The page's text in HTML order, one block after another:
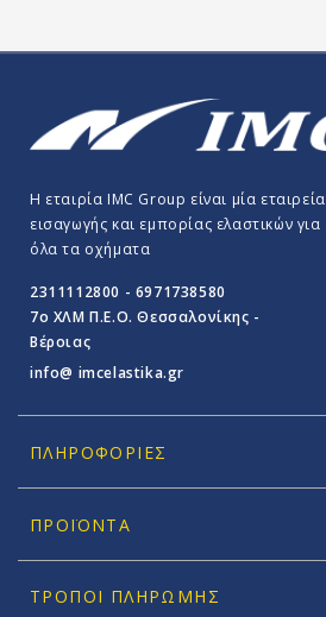
Η εταιρία IMC Group είναι μία εταιρεία
εισαγωγής και εμπορίας ελαστικών για
όλα τα οχήματα
2311112800 - 6971738580
7o ΧΛΜ Π.E.O. Θεσσαλονίκης -
Βέροιας
info@ imcelastika.gr
ΠΛΗΡΟΦΟΡΊΕΣ
ΠΡΟΪΟΝΤΑ
ΤΡΌΠΟΙ ΠΛΗΡΩΜΉΣ